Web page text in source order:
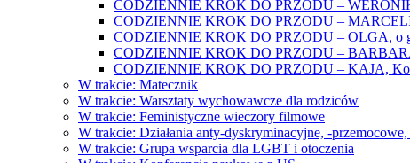
CODZIENNIE KROK DO PRZODU –
CODZIENNIE KROK DO PRZODU –
CODZIENNIE KROK DO PRZODU – OLGA, o
CODZIENNIE KROK DO PRZODU –
CODZIENNIE KROK DO PRZODU – KAJA,
W trakcie: Matecznik
W trakcie: Warsztaty wychowawcze dla rodziców
W trakcie: Feministyczne wieczory filmowe
W trakcie: Działania anty-dyskryminacyjne, -
W trakcie: Grupa wsparcia dla LGBT i otoczenia